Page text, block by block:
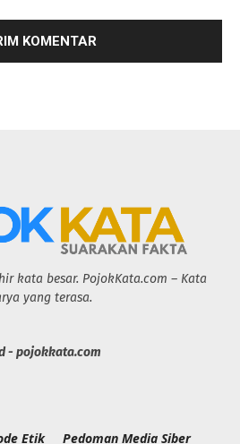
kata besar. PojokKata.com – Kata
yang terasa.
- pojokkata.com
Etik Pedoman Media Siber